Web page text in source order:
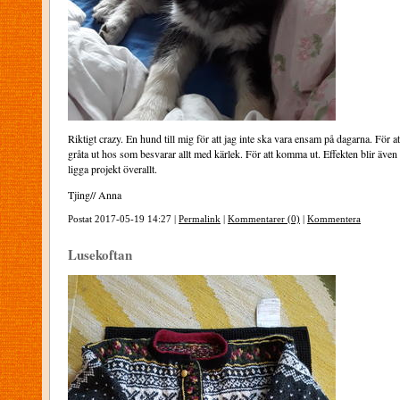
Riktigt crazy. En hund till mig för att jag inte ska vara ensam på dagarna. För
gråta ut hos som besvarar allt med kärlek. För att komma ut. Effekten blir även
ligga projekt överallt.
Tjing// Anna
Postat 2017-05-19 14:27 | Permalink Kommentarer (0) Kommentera
Lusekoftan